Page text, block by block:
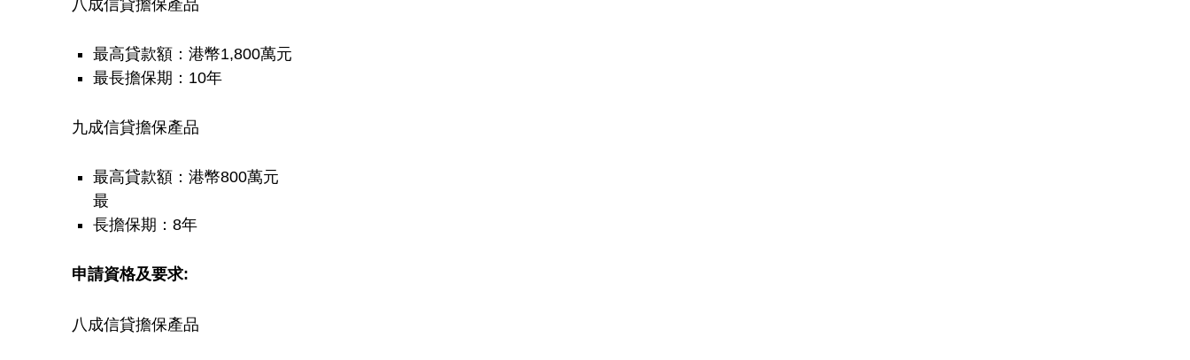
資
擔
保
計
劃
八成信貸擔保產品
最高貸款額：港幣1,800萬元
最長擔保期：10年
九成信貸擔保產品
最高貸款額：港幣800萬元
最
長擔保期：8年
申請資格及要求:
八成信貸擔保產品